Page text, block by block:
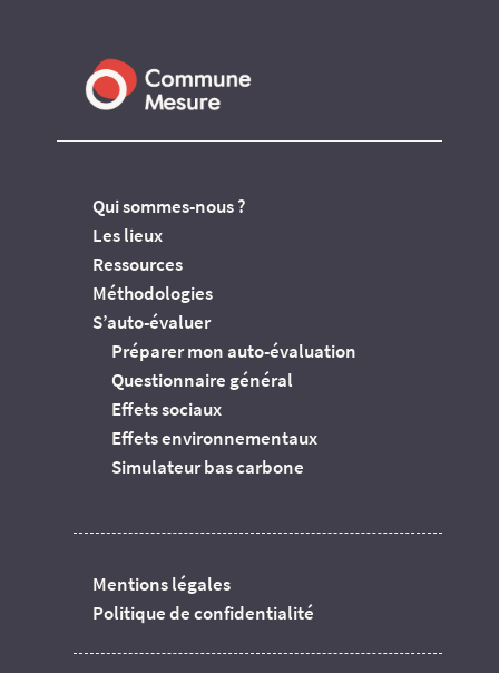
Qui sommes-nous ?
Les lieux
Ressources
Méthodologies
S’auto-évaluer
Préparer mon auto-évaluation
Questionnaire général
Effets sociaux
Effets environnementaux
Simulateur bas carbone
Mentions légales
Politique de confidentialité